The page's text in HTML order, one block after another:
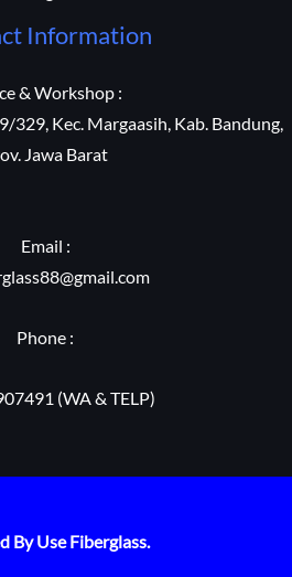
Information
& Workshop :
329, Kec. Margaasih, Kab. Bandung,
Jawa Barat
Email :
Phone :
(WA & TELP)
By Use Fiberglass.